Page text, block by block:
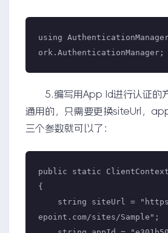
using AuthenticationManager
ork.AuthenticationManager;
5.编写用App Id进行认证的
通用的，只需要更换siteUrl，
三个参数就可以了：
public static ClientContext
{
epoint.com/sites/Sample";